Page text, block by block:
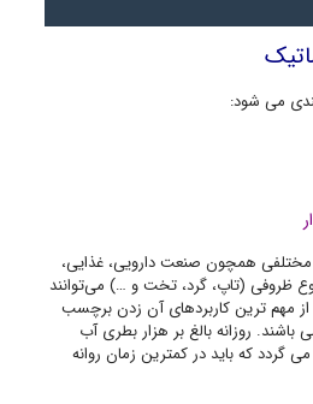
می شود:
مختلفی همچون صنعت دارویی، غذایی،
ظروفی (تاپ، گرد، تخت و …) می‌توانند
از مهم ترین کاربردهای آن زدن برچسب
روزانه بالغ بر هزار بطری آب
گردد که باید در کمترین زمان روانه